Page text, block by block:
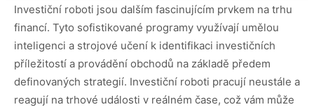
Investiční roboti jsou dalším fascinujícím prvkem na trhu
financí. Tyto sofistikované programy využívají umělou
inteligenci a strojové učení k identifikaci investičních
příležitostí a provádění obchodů na základě předem
definovaných strategií. Investiční roboti pracují neustále a
reagují na trhové události v reálném čase, což vám může